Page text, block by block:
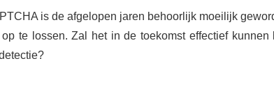
is de afgelopen jaren behoorlijk moeilijk
op te lossen. Zal het in de toekomst effectief